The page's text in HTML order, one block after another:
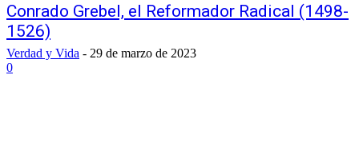
Conrado Grebel, el Reformador Radical (1498-
1526)
Verdad y Vida - 29 de marzo de 2023
0